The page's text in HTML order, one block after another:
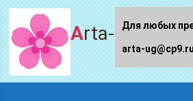
Arta-ug.ru
Для любых
arta-ug@cp9.ru